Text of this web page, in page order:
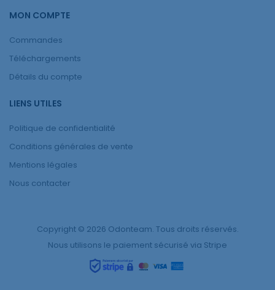
MON COMPTE
Commandes
Téléchargements
Détails du compte
LIENS UTILES
Politique de confidentialité
Conditions générales de vente
Mentions légales
Nous contacter
Copyright © 2026 Odonteam. Tous droits réservés.
Nous utilisons le paiement sécurisé via Stripe